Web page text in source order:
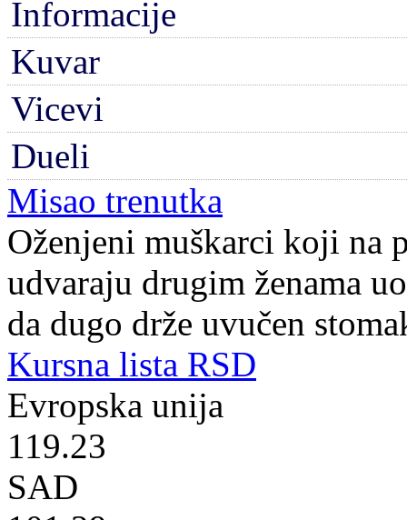
Informacije
Kuvar
Vicevi
Dueli
Misao trenutka
Oženjeni muškarci koji na
udvaraju drugim ženama
da dugo drže uvučen
Kursna lista RSD
Evropska unija
119.23
SAD